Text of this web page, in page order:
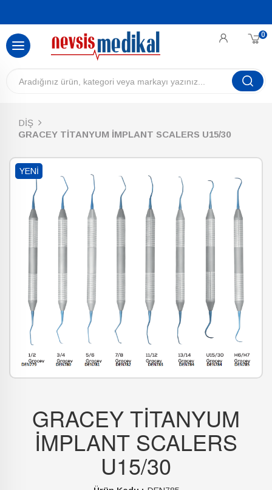
0
DİŞ
GRACEY TİTANYUM İMPLANT SCALERS U15/30
YENI
GRACEY TİTANYUM
İMPLANT SCALERS
U15/30